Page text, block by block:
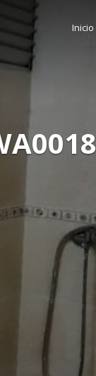
Inicio